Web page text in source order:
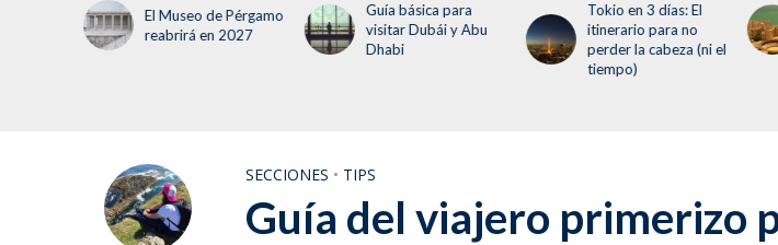
Guía básica para
visitar Dubái y Abu
Tokio en 3 días: El
itinerario para no
perder la cabeza (ni el
Guía de Málaga: Qué
ver y hacer en tu
visita
SECCIONES • TIPS
Guía del viajero primerizo